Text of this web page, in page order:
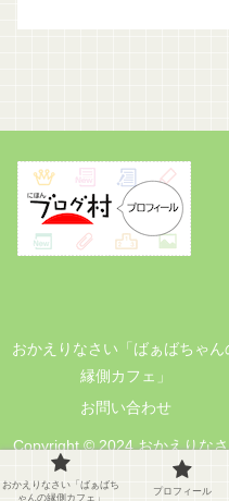
おかえりなさい「ばぁばちゃん
縁側カフェ」
お問い合わせ
Copyright © 2024 おかえりな
代の暮らしと小さな
おかえりなさい「ばぁばち
ゃんの縁側カフェ」
プロフィール